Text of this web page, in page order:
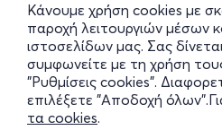
Κάνουμε χρήση cookies με
παροχή λειτουργιών μέσων
ιστοσελίδων μας. Σας
συμφωνείτε με τη χρήση
"Ρυθμίσεις cookies".
επιλέξετε "Αποδοχή
τα cookies.